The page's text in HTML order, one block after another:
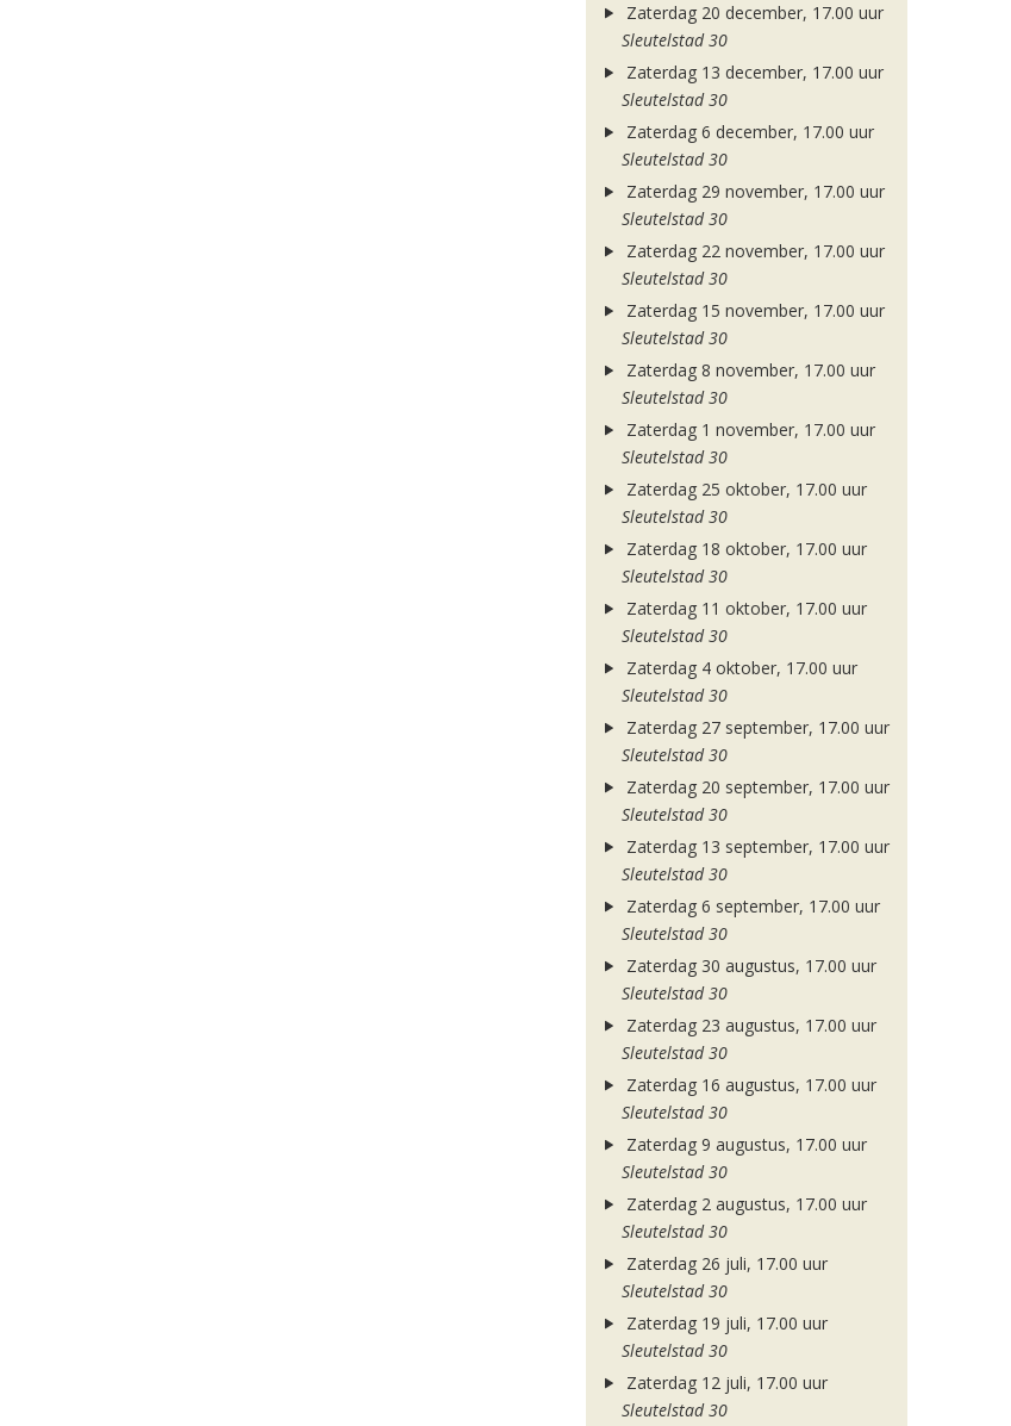
Zaterdag 20 december, 17.00 uur
Sleutelstad 30
Zaterdag 13 december, 17.00 uur
Sleutelstad 30
Zaterdag 6 december, 17.00 uur
Sleutelstad 30
Zaterdag 29 november, 17.00 uur
Sleutelstad 30
Zaterdag 22 november, 17.00 uur
Sleutelstad 30
Zaterdag 15 november, 17.00 uur
Sleutelstad 30
Zaterdag 8 november, 17.00 uur
Sleutelstad 30
Zaterdag 1 november, 17.00 uur
Sleutelstad 30
Zaterdag 25 oktober, 17.00 uur
Sleutelstad 30
Zaterdag 18 oktober, 17.00 uur
Sleutelstad 30
Zaterdag 11 oktober, 17.00 uur
Sleutelstad 30
Zaterdag 4 oktober, 17.00 uur
Sleutelstad 30
Zaterdag 27 september, 17.00 uur
Sleutelstad 30
Zaterdag 20 september, 17.00 uur
Sleutelstad 30
Zaterdag 13 september, 17.00 uur
Sleutelstad 30
Zaterdag 6 september, 17.00 uur
Sleutelstad 30
Zaterdag 30 augustus, 17.00 uur
Sleutelstad 30
Zaterdag 23 augustus, 17.00 uur
Sleutelstad 30
Zaterdag 16 augustus, 17.00 uur
Sleutelstad 30
Zaterdag 9 augustus, 17.00 uur
Sleutelstad 30
Zaterdag 2 augustus, 17.00 uur
Sleutelstad 30
Zaterdag 26 juli, 17.00 uur
Sleutelstad 30
Zaterdag 19 juli, 17.00 uur
Sleutelstad 30
Zaterdag 12 juli, 17.00 uur
Sleutelstad 30